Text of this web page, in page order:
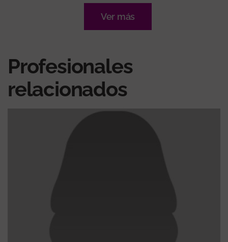
Ver más
Profesionales
relacionados